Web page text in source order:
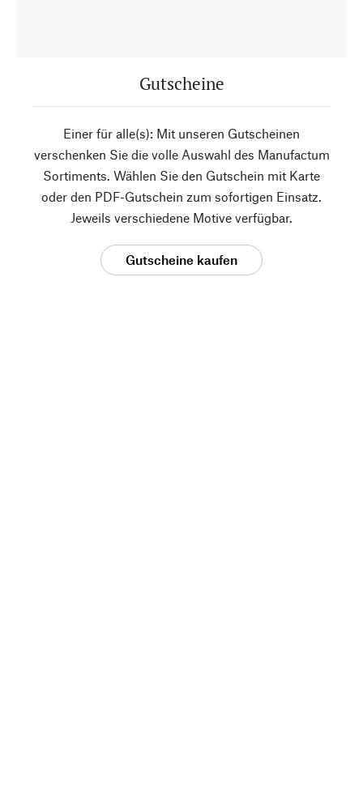
Gutscheine
Einer für alle(s): Mit unseren Gutscheinen
verschenken Sie die volle Auswahl des Manufactum
Sortiments. Wählen Sie den Gutschein mit Karte
oder den PDF-Gutschein zum sofortigen Einsatz.
Jeweils verschiedene Motive verfügbar.
Gutscheine kaufen